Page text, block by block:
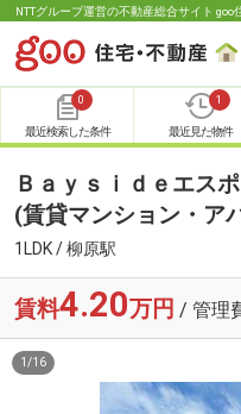
NTTグループ運営の不動産総合サイト goo
0
最近検索した条件
1
最近見た物件
Ｂａｙｓｉｄｅエス
(賃貸マンション・ア
1LDK / 柳原駅
賃料4.20万円 / 管理
1 /16